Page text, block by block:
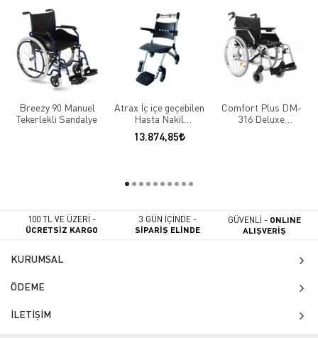
Breezy 90 Manuel
Tekerlekli Sandalye
Atrax İç içe geçebilen
Hasta Nakil
Sandalyesi
13.874,85
Comfort Plus DM-
316 Deluxe
100 TL VE ÜZERİ -
ÜCRETSİZ KARGO
3 GÜN İÇİNDE -
SİPARİŞ ELİNDE
GÜVENLİ - ONLINE
ALIŞVERİŞ
KURUMSAL
ÖDEME
İLETİŞİM